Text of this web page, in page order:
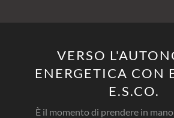
VERSO
ENERGETICA CON
E.S.CO.
È il momento di prendere in